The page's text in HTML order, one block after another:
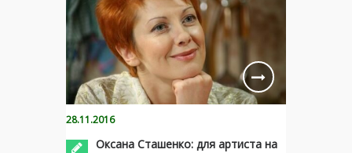
28.11.2016
Оксана Сташенко: для артиста на